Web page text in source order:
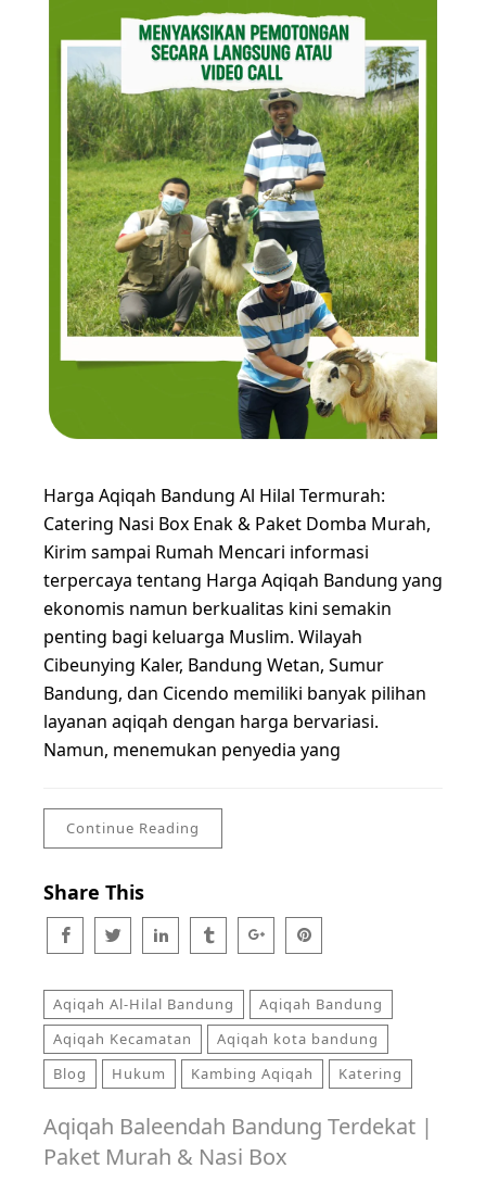
Harga Aqiqah Bandung Al Hilal Termurah:
Catering Nasi Box Enak & Paket Domba Murah,
Kirim sampai Rumah Mencari informasi
terpercaya tentang Harga Aqiqah Bandung yang
ekonomis namun berkualitas kini semakin
penting bagi keluarga Muslim. Wilayah
Cibeunying Kaler, Bandung Wetan, Sumur
Bandung, dan Cicendo memiliki banyak pilihan
layanan aqiqah dengan harga bervariasi.
Namun, menemukan penyedia yang
Continue Reading
Share This
Aqiqah Al-Hilal Bandung
Aqiqah Bandung
Aqiqah Kecamatan
Aqiqah kota bandung
Blog
Hukum Kambing Aqiqah Katering
Aqiqah Baleendah Bandung Terdekat |
Paket Murah & Nasi Box